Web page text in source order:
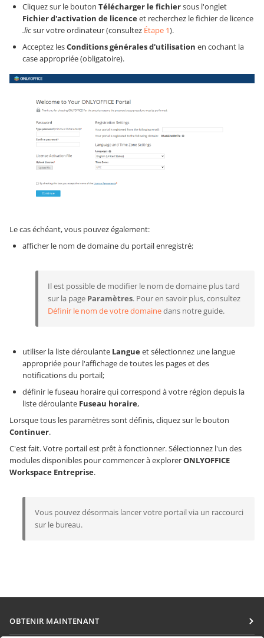
Cliquez sur le bouton Télécharger le fichiersous l'onglet
Fichier d'activation de licenceet recherchez le fichier de licence
.licsur votre ordinateur (consultez Étape 1).
Acceptez lesConditions générales d'utilisation en cochant la
case appropriée (obligatoire).
Le cas échéant, vous pouvez également:
afficher le nom de domaine du portail enregistré;
Il est possible de modifier le nom de domaine plus tard
sur la page Paramètres. Pour en savoir plus, consultez
Définir le nom de votre domainedans notre guide.
utiliser la liste déroulante Langueet sélectionnez une langue
appropriée pour l'affichage de toutes les pages et des
notifications du portail;
définir le fuseau horaire qui correspond à votre région depuis la
liste déroulante Fuseau horaire,
Lorsque tous les paramètres sont définis, cliquez sur le bouton
Continuer.
C'est fait. Votre portail est prêt à fonctionner. Sélectionnez l'un des
modules disponibles pour commencer à explorerONLYOFFICE
Workspace Entreprise.
Vous pouvez désormais lancer votre portail via un raccourci
sur le bureau.
OBTENIR MAINTENANT